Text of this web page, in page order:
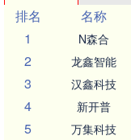
排名
名称
1
N森合
2 龙鑫智能
3 汉鑫科技
4 新开普
5 万集科技